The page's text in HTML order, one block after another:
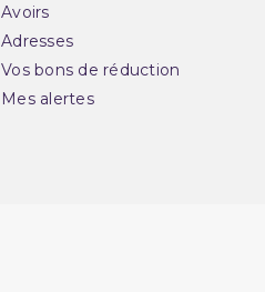
Avoirs
Adresses
Vos bons de réduction
Mes alertes